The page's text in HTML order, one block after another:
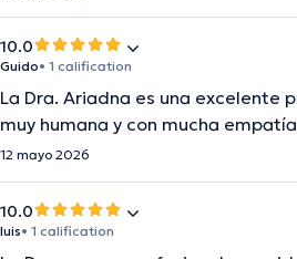
10.0
Guido• 1 calification
La Dra. Ariadna es una excelente
muy humana y con mucha
12 mayo 2026
10.0
luis• 1 calification